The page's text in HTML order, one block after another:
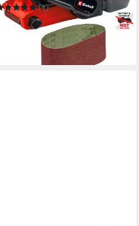
(1)
110,97 € UVP 140,95 €
in 3-4 Werktagen bei dir